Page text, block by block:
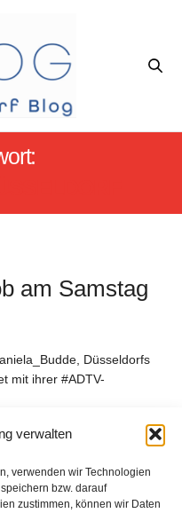
verwalten
verwenden wir Technologien
bzw. darauf
zustimmen, können wir Daten
am Samstag
Düsseldorfs
mit ihrer #ADTV-